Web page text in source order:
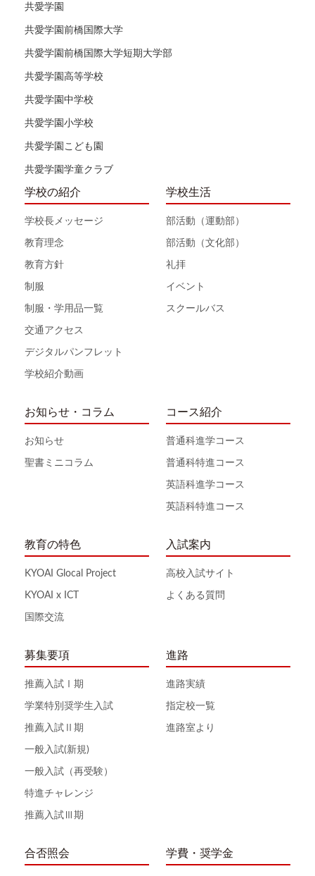
共愛学園
共愛学園前橋国際大学
共愛学園前橋国際大学短期大学部
共愛学園高等学校
共愛学園中学校
共愛学園小学校
共愛学園こども園
共愛学園学童クラブ
学校の紹介
学校長メッセージ
教育理念
教育方針
制服
制服・学用品一覧
交通アクセス
デジタルパンフレット
学校紹介動画
学校生活
部活動（運動部）
部活動（文化部）
礼拝
イベント
スクールバス
お知らせ・コラム
お知らせ
聖書ミニコラム
コース紹介
普通科進学コース
普通科特進コース
英語科進学コース
英語科特進コース
教育の特色
KYOAI Glocal Project
KYOAI x ICT
国際交流
入試案内
高校入試サイト
よくある質問
募集要項
推薦入試Ⅰ期
学業特別奨学生入試
推薦入試Ⅱ期
一般入試(新規)
一般入試（再受験）
特進チャレンジ
推薦入試Ⅲ期
進路
進路実績
指定校一覧
進路室より
合否照会 学費・奨学金